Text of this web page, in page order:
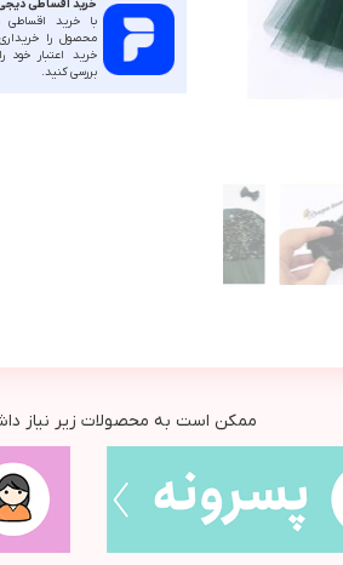
خرید اقساطی
با خرید
محصول را
خرید اعتبار خود
بررسی کنید.
ممکن است به محصولات زیر نیاز